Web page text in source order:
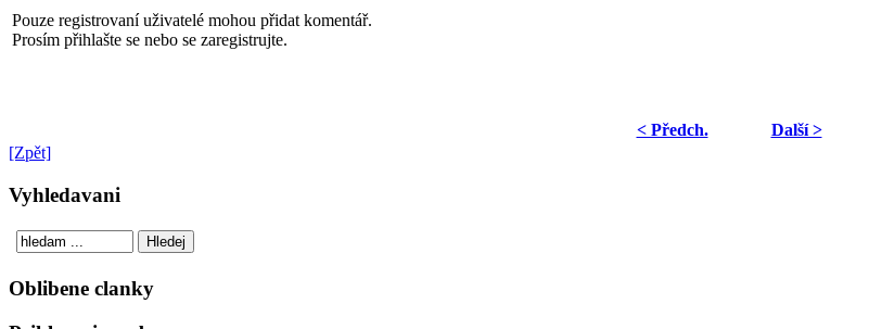
Pouze registrovaní uživatelé mohou přidat komentář.
Prosím přihlašte se nebo se zaregistrujte.
< Předch.
Další >
[Zpět]
Vyhledavani
Oblibene clanky